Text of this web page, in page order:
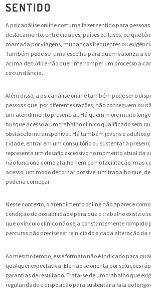
SENTIDO
A psicanálise online costuma fazer sentido para
deslocamento, entre cidades, países ou fusos, ou que
marcada por viagens, mudanças frequentes ou
Também pode ser uma escolha para quem valoriza a
acima de tudo e não quer interromper um processo a
circunstância.
Além disso, a psicanálise online também pode ser o
pessoas que, por diferentes razões, não conseguem ou
um atendimento presencial. Há quem more muito longe
busque acesso a um trabalho clínico qualificado sem
obstáculo intransponível. Há também jovens e adultos
cidade, entrar em um consultório ou sustentar a
representa um desafio excessivo no momento atual da
não funciona como atalho nem como facilitação, mas
acesso: um modo de tornar possível um trabalho que,
poderia começar.
Nesse contexto, o atendimento online não aparece
condição de possibilidade para que o trabalho exista e
que o vínculo clínico não seja constantemente rompido
percurso não precise ser reiniciado a cada alteração da
Ao mesmo tempo, esse formato não é indicado para
qualquer expectativa. Ele não se orienta por soluções
garantias de resultado. Trata-se de um trabalho que
regularidade e disposição para sustentar a fala ao longo